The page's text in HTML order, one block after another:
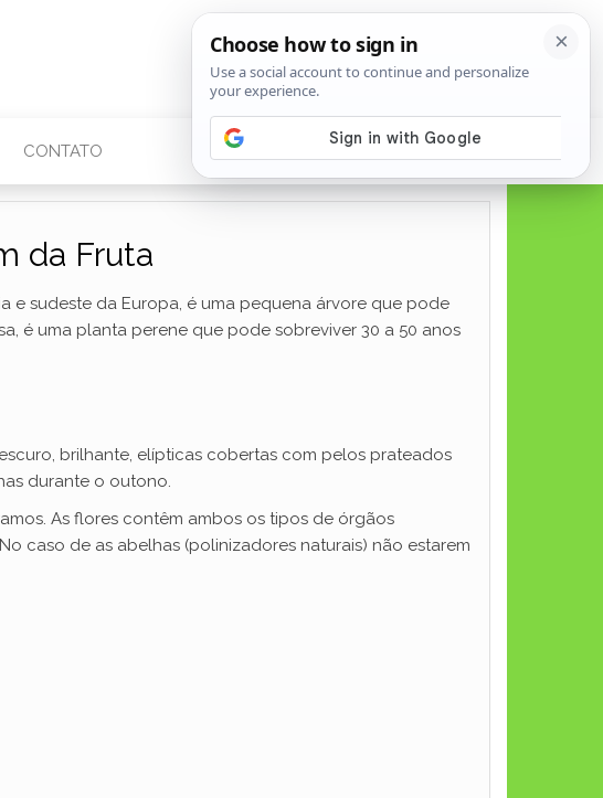
CONTATO
da Fruta
e sudeste da Europa, é uma pequena árvore que pode
é uma planta perene que pode sobreviver 30 a 50 anos
brilhante, elípticas cobertas com pelos prateados
durante o outono.
As flores contêm ambos os tipos de órgãos
caso de as abelhas (polinizadores naturais) não estarem